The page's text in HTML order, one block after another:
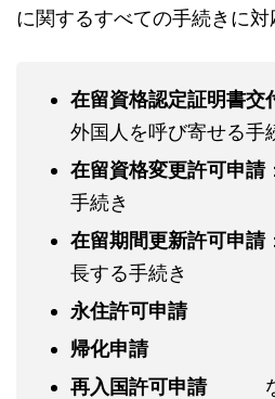
に関するすべての手続きに対
在留資格認定証明書交
外国人を呼び寄せる手
在留資格変更許可申請
手続き
在留期間更新許可申請
長する手続き
永住許可申請
帰化申請
再入国許可申請な